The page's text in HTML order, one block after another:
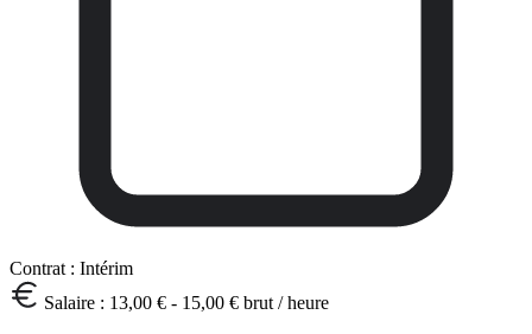
Contrat : Intérim
Salaire : 13,00 € - 15,00 € brut / heure